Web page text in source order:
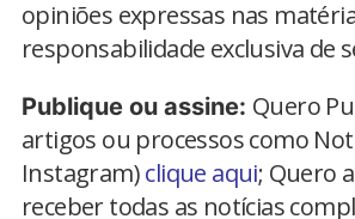
opiniões expressas nas
responsabilidade exclusiva de
Publique ou assine: Quero
artigos ou processos como
Instagram)clique aqui; Quero
receber todas as notícias